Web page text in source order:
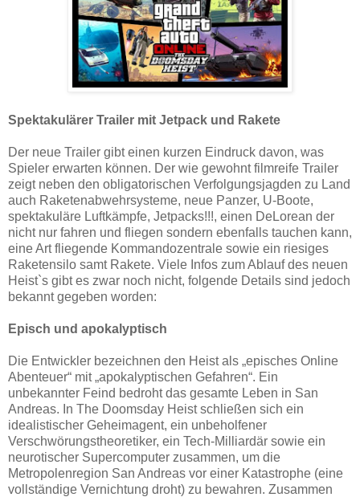
Spektakulärer Trailer mit Jetpack und Rakete
Der neue Trailer gibt einen kurzen Eindruck davon, was
Spieler erwarten können. Der wie gewohnt filmreife Trailer
zeigt neben den obligatorischen Verfolgungsjagden zu Land
auch Raketenabwehrsysteme, neue Panzer, U-Boote,
spektakuläre Luftkämpfe, Jetpacks!!!, einen DeLorean der
nicht nur fahren und fliegen sondern ebenfalls tauchen kann,
eine Art fliegende Kommandozentrale sowie ein riesiges
Raketensilo samt Rakete. Viele Infos zum Ablauf des neuen
Heist`s gibt es zwar noch nicht, folgende Details sind jedoch
bekannt gegeben worden:
Episch und apokalyptisch
Die Entwickler bezeichnen den Heist als „episches Online
Abenteuer“ mit „apokalyptischen Gefahren“. Ein
unbekannter Feind bedroht das gesamte Leben in San
Andreas. In The Doomsday Heist schließen sich ein
idealistischer Geheimagent, ein unbeholfener
Verschwörungstheoretiker, ein Tech-Milliardär sowie ein
neurotischer Supercomputer zusammen, um die
Metropolenregion San Andreas vor einer Katastrophe (eine
vollständige Vernichtung droht) zu bewahren. Zusammen